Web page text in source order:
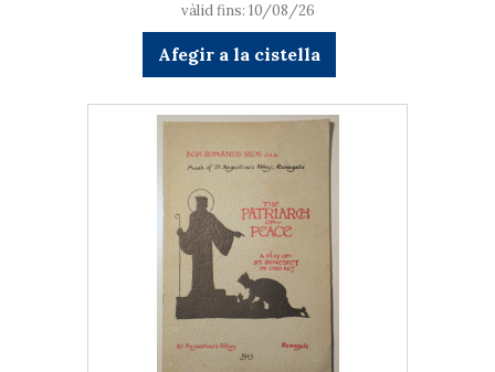
vàlid fins: 10/08/26
Afegir a la cistella